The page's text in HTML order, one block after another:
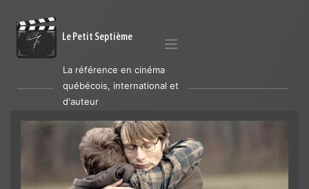
Le Petit Septième
La référence en cinéma
québécois, international et
d'auteur